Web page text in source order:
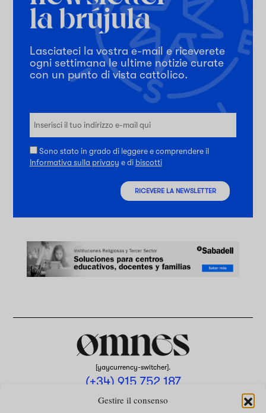
Gestire il consenso
Lasciateci la vostra e-mail e riceverete
ogni settimana le ultime notizie curate
con un punto di vista cattolico.
Sono stato in grado di leggere e comprendere il
Informativa sulla privacy e di biscotti
RICEVERE LA NEWSLETTER
[yaycurrency-switcher].
(+34) 915 752 187
omnes@omnesmag.com